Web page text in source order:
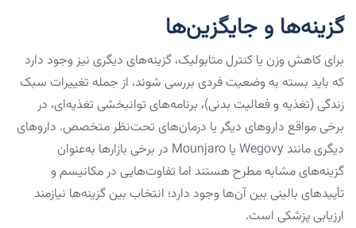
گزینه‌ها و جایگزین‌ها
برای کاهش وزن یا کنترل متابولیک، گزینه‌های دیگری نیز وجود دارد
که باید بسته به وضعیت فردی بررسی شوند، از جمله تغییرات سبک
زندگی (تغذیه و فعالیت بدنی)، برنامه‌های توانبخشی تغذیه‌ای، در
برخی مواقع داروهای دیگر یا درمان‌های تحت‌نظر متخصص. داروهای
دیگری مانند Wegovy یا Mounjaro در برخی بازارها به‌عنوان
گزینه‌های مشابه مطرح هستند اما تفاوت‌هایی در مکانیسم و
تأییدهای بالینی بین آن‌ها وجود دارد؛ انتخاب بین گزینه‌ها نیازمند
ارزیابی پزشکی است.